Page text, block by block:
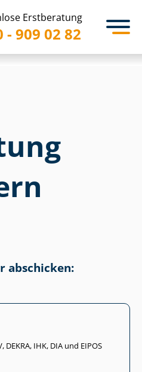
Erstberatung
- 909 02 82
abschicken:
IHK, DIA und EIPOS